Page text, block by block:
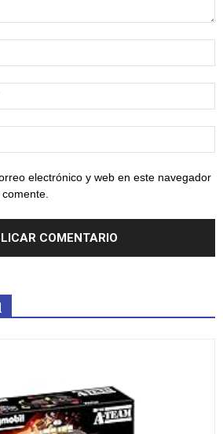
electrónico y web en este navegador